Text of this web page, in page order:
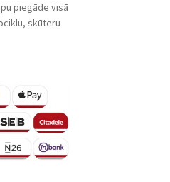
piegāde visā
skūteru